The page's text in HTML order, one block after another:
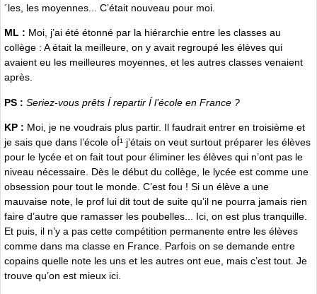
´les, les moyennes... C’était nouveau pour moi.
ML : Moi, j’ai été étonné par la hiérarchie entre les classes au
collège : A était la meilleure, on y avait regroupé les élèves qui
avaient eu les meilleures moyennes, et les autres classes venaient
après.
PS : Seriez-vous prêts Í repartir Í l’école en France ?
KP : Moi, je ne voudrais plus partir. Il faudrait entrer en troisième et
je sais que dans l’école oÍ¹ j’étais on veut surtout préparer les élèves
pour le lycée et on fait tout pour éliminer les élèves qui n’ont pas le
niveau nécessaire. Dès le début du collège, le lycée est comme une
obsession pour tout le monde. C’est fou ! Si un élève a une
mauvaise note, le prof lui dit tout de suite qu’il ne pourra jamais rien
faire d’autre que ramasser les poubelles... Ici, on est plus tranquille.
Et puis, il n’y a pas cette compétition permanente entre les élèves
comme dans ma classe en France. Parfois on se demande entre
copains quelle note les uns et les autres ont eue, mais c’est tout. Je
trouve qu’on est mieux ici.